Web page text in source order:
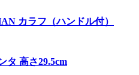
カラフ（ハンドル付）
タ 高さ29.5cm